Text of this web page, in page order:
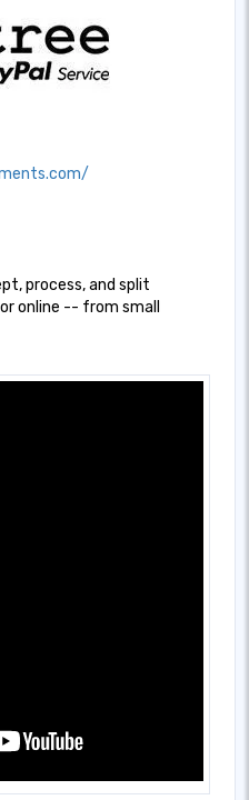
process, and split
online -- from small